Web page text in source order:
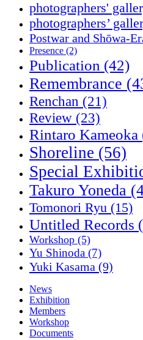
photographers'
photographers’
Postwar and Shōwa-
Presence (2)
Publication (42)
Remembrance
Renchan (21)
Review (23)
Rintaro Kameoka
Shoreline (56)
Special
Takuro Yoneda
Tomonori Ryu (15)
Untitled Records
Workshop (5)
Yu Shinoda (7)
Yuki Kasama (9)
News
Exhibition
Members
Workshop
Documents